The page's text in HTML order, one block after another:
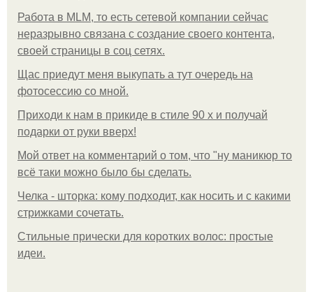
Работа в MLM, то есть сетевой компании сейчас
неразрывно связана с создание своего контента,
своей страницы в соц сетях.
Щас приедут меня выкупать а тут очередь на
фотосессию со мной.
Приходи к нам в прикиде в стиле 90 х и получай
подарки от руки вверх!
Мой ответ на комментарий о том, что "ну маникюр то
всё таки можно было бы сделать.
Челка - шторка: кому подходит, как носить и с какими
стрижками сочетать.
Стильные прически для коротких волос: простые
идеи.